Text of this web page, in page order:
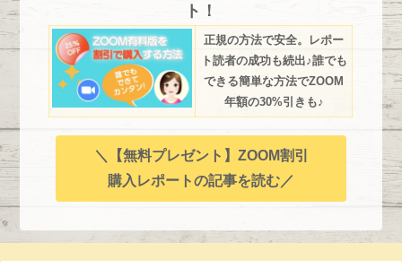
ト！
正規の方法で安全。レポー
ト読者の成功も続出♪誰でも
できる簡単な方法でZOOM
年額の30%引きも♪
＼【無料プレゼント】ZOOM割引
購入レポートの記事を読む／